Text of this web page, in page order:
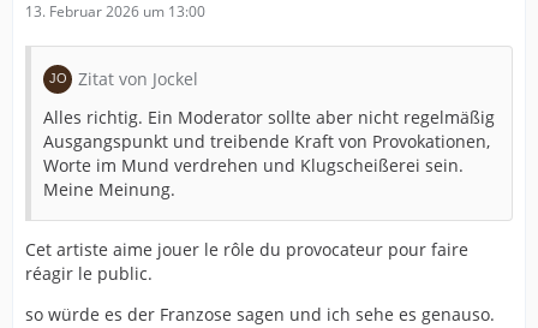
13. Februar 2026 um 13:00
Zitat von Jockel
Alles richtig. Ein Moderator sollte aber nicht regelmäßig
Ausgangspunkt und treibende Kraft von Provokationen,
Worte im Mund verdrehen und Klugscheißerei sein.
Meine Meinung.
Cet artiste aime jouer le rôle du provocateur pour faire
réagir le public.
so würde es der Franzose sagen und ich sehe es genauso.